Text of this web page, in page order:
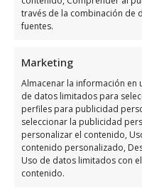
través de la combinación de
fuentes.
Marketing
Almacenar la información en
de datos limitados para
perfiles para publicidad
seleccionar la publicidad
personalizar el contenido,
contenido personalizado,
Uso de datos limitados con
contenido.
Días
Lunes
Martes
Miércoles
Jueves
Viernes